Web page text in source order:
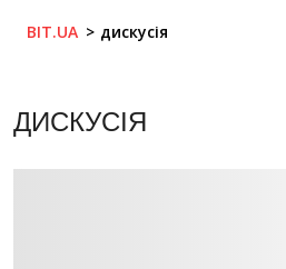
BIT.UA дискусія
ДИСКУСІЯ